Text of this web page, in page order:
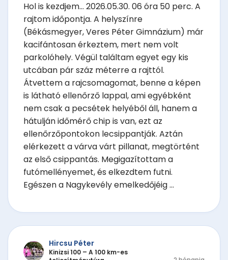
Hol is kezdjem... 2026.05.30. 06 óra 50 perc. A
rajtom időpontja. A helyszínre
(Békásmegyer, Veres Péter Gimnázium) már
kacifántosan érkeztem, mert nem volt
parkolóhely. Végül találtam egyet egy kis
utcában pár száz méterre a rajttól.
Átvettem a rajcsomagomat, benne a képen
is látható ellenőrző lappal, ami egyébként
nem csak a pecsétek helyéből áll, hanem a
hátulján időmérő chip is van, ezt az
ellenőrzőpontokon lecsippantják. Aztán
elérkezett a várva várt pillanat, megtörtént
az első csippantás. Megigazítottam a
futómellényemet, és elkezdtem futni.
Egészen a Nagykevély emelkedőjéig ...
Hircsu Péter
Kinizsi 100 – A 100 km-es